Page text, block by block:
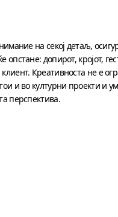
на секој детаљ,
опстане: допирот, кројот,
Креативноста не е
и во културни проекти и
перспектива.